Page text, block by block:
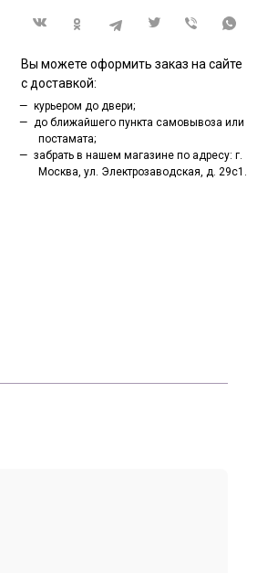
Вы можете оформить заказ на сайте
с доставкой:
курьером до двери;
до ближайшего пункта самовывоза или
постамата;
забрать в нашем магазине по адресу: г.
Москва, ул. Электрозаводская, д. 29с1.